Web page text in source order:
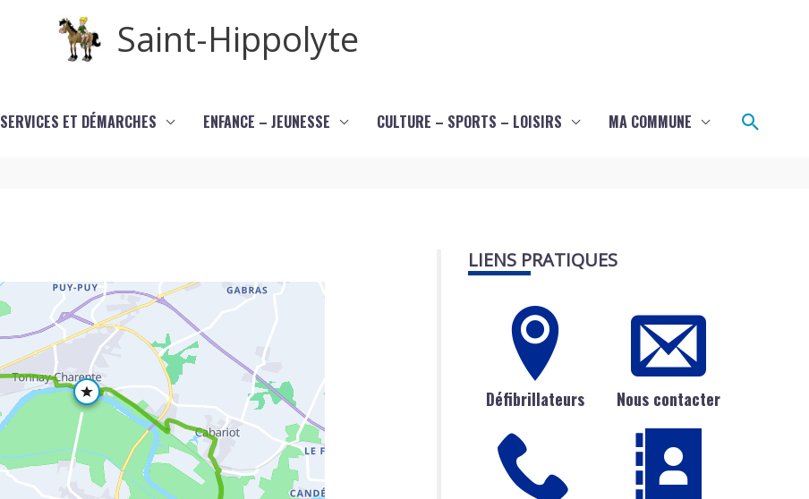
Saint-Hippolyte
SERVICES ET DÉMARCHES ENFANCE – JEUNESSE CULTURE – SPORTS – LOISIRS MA COMMUNE
LIENS PRATIQUES
Défibrillateurs Nous contacter